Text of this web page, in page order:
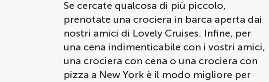
Se cercate qualcosa di più piccolo,
prenotate una crociera in barca aperta dai
nostri amici di Lovely Cruises. Infine, per
una cena indimenticabile con i vostri amici,
una crociera con cena o una crociera con
pizza a New York è il modo migliore per